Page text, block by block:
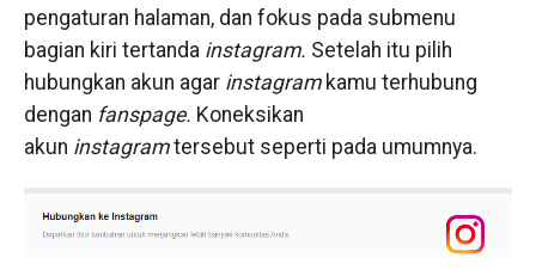
pengaturan halaman, dan fokus pada submenu
bagian kiri tertanda instagram. Setelah itu pilih
hubungkan akun agar instagram kamu terhubung
dengan fanspage. Koneksikan
akun instagramtersebut seperti pada umumnya.